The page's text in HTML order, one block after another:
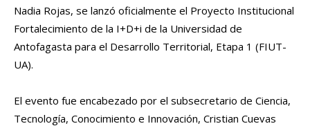
Nadia Rojas, se lanzó oficialmente el Proyecto Institucional
Fortalecimiento de la I+D+i de la Universidad de
Antofagasta para el Desarrollo Territorial, Etapa 1 (FIUT-
UA).
El evento fue encabezado por el subsecretario de Ciencia,
Tecnología, Conocimiento e Innovación, Cristian Cuevas